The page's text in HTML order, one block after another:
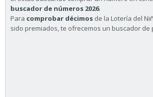
buscador de números 2026.
Para comprobar décimos de la Lotería del
sido premiados, te ofrecemos un buscador de